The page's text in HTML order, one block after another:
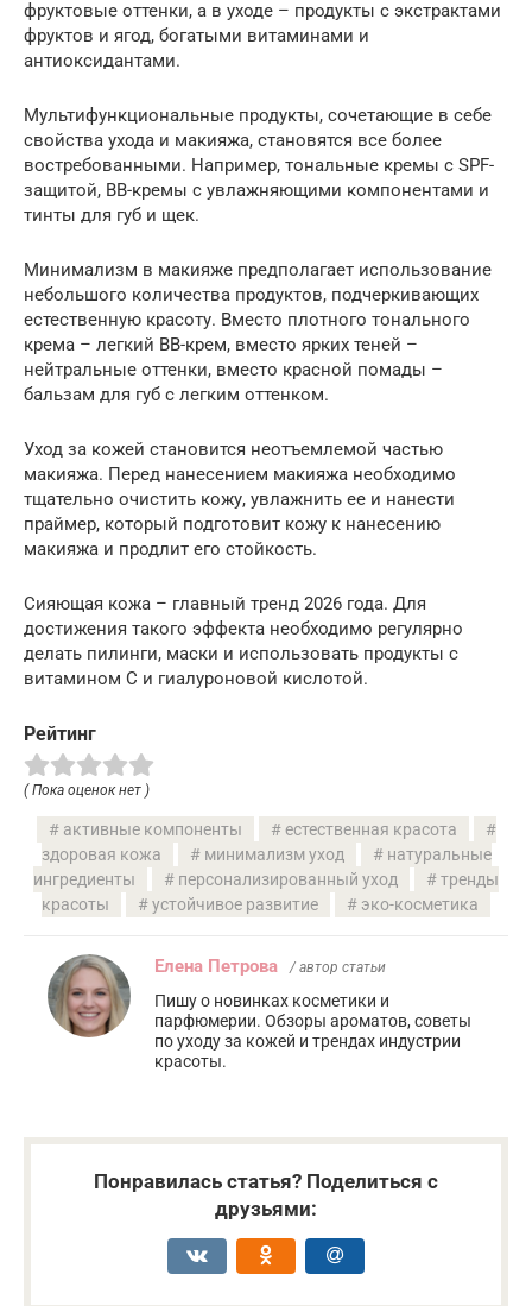
фруктовые оттенки, а в уходе – продукты с экстрактами
фруктов и ягод, богатыми витаминами и
антиоксидантами.
Мультифункциональные продукты, сочетающие в себе
свойства ухода и макияжа, становятся все более
востребованными. Например, тональные кремы с SPF-
защитой, BB-кремы с увлажняющими компонентами и
тинты для губ и щек.
Минимализм в макияже предполагает использование
небольшого количества продуктов, подчеркивающих
естественную красоту. Вместо плотного тонального
крема – легкий BB-крем, вместо ярких теней –
нейтральные оттенки, вместо красной помады –
бальзам для губ с легким оттенком.
Уход за кожей становится неотъемлемой частью
макияжа. Перед нанесением макияжа необходимо
тщательно очистить кожу, увлажнить ее и нанести
праймер, который подготовит кожу к нанесению
макияжа и продлит его стойкость.
Сияющая кожа – главный тренд 2026 года. Для
достижения такого эффекта необходимо регулярно
делать пилинги, маски и использовать продукты с
витамином C и гиалуроновой кислотой.
Рейтинг
( Пока оценок нет )
активные компоненты
естественная красота
здоровая кожа
минимализм уход
натуральные
ингредиенты
персонализированный уход
тренды
красоты
устойчивое развитие эко-косметика
Елена Петрова / автор статьи
Пишу о новинках косметики и
парфюмерии. Обзоры ароматов, советы
по уходу за кожей и трендах индустрии
красоты.
Понравилась статья? Поделиться с
друзьями: